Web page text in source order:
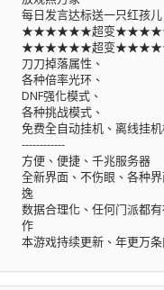
每日发言达标送一只红孩
★★★★★★超变
★★★★★★超变
刀刀掉落属性、
各种倍率光环、
DNF强化模式、
各种挑战模式、
免费全自动挂机、离线挂
------------
方便、便捷、千兆服务器
全新界面、不伤眼、各种
逸
数据合理化、任何门派都
作
本游戏持续更新、年更万